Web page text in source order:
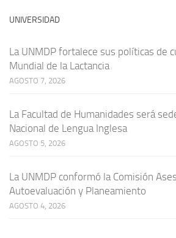
UNIVERSIDAD
La UNMDP fortalece sus políticas de
Mundial de la Lactancia
AGOSTO 7, 2026
La Facultad de Humanidades será
Nacional de Lengua Inglesa
AGOSTO 5, 2026
La UNMDP conformó la Comisión
Autoevaluación y Planeamiento
AGOSTO 4, 2026